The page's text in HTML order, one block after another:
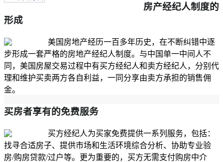
房产经纪人制度的
形成
美国房地产经历一百多年历史，在不断纠错中逐
步形成一套严格的房地产经纪人制度。与中国单一中间人不
同，美国房屋交易过程中有买方经纪人和卖方经纪人，分别代
理和维护买卖两方各自利益，一同分享由卖方承担的销售佣
金。
买房者享有的免费服务
买方经纪人为买家免费提供一系列服务，包括：
找寻合适房子、提供市场和生活环境综合分析、协助专业验
房/购房贷款/过户等。更为重要的，买方无需支付购房中介